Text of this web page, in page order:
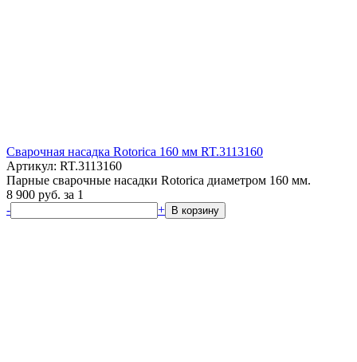
Сварочная насадка Rotorica 160 мм RT.3113160
Артикул: RT.3113160
Парные сварочные насадки Rotorica диаметром 160 мм.
8 900 руб. за 1
-
+ В корзину